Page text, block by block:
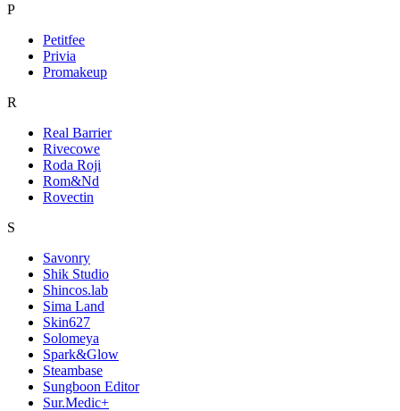
P
Petitfee
Privia
Promakeup
R
Real Barrier
Rivecowe
Roda Roji
Rom&Nd
Rovectin
S
Savonry
Shik Studio
Shincos.lab
Sima Land
Skin627
Solomeya
Spark&Glow
Steambase
Sungboon Editor
Sur.Medic+